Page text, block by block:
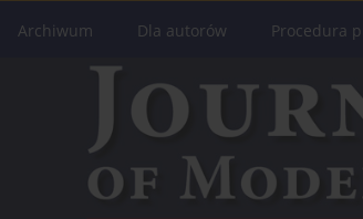
Archiwum Dla autorów Procedura